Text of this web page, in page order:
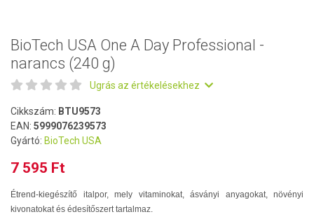
BioTech USA One A Day Professional -
narancs (240 g)
Ugrás az értékelésekhez
Cikkszám: BTU9573
EAN: 5999076239573
Gyártó: BioTech USA
7 595 Ft
Étrend-kiegészítő italpor, mely vitaminokat, ásványi anyagokat, növényi
kivonatokat és édesítőszert tartalmaz.